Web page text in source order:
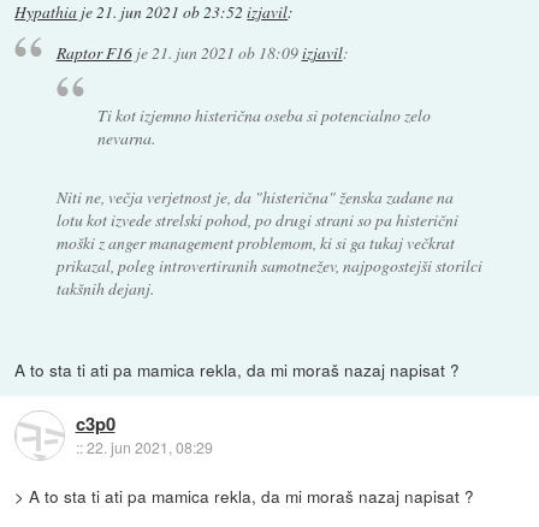
Hypathia je21. jun 2021 ob 23:52 izjavil:
Raptor F16je21. jun 2021 ob 18:09izjavil:
Ti kot izjemno histerična oseba si potencialno zelo
nevarna.
Niti ne, večja verjetnost je, da "histerična" ženska zadane na
lotu kot izvede strelski pohod, po drugi strani so pa histerični
moški z anger management problemom, ki si ga tukaj večkrat
prikazal, poleg introvertiranih samotnežev, najpogostejši storilci
takšnih dejanj.
A to sta ti ati pa mamica rekla, da mi moraš nazaj napisat ?
c3p0
::22. jun 2021, 08:29
> A to sta ti ati pa mamica rekla, da mi moraš nazaj napisat ?